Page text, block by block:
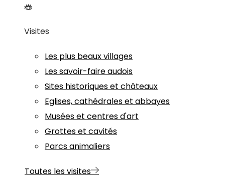
Visites
Les plus beaux villages
Les savoir-faire audois
Sites historiques et châteaux
Eglises, cathédrales et abbayes
Musées et centres d'art
Grottes et cavités
Parcs animaliers
Toutes les visites